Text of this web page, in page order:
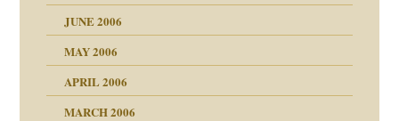
JUNE 2006
MAY 2006
APRIL 2006
MARCH 2006